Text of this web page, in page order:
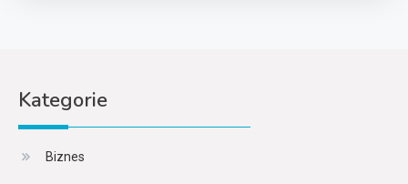
Kategorie
Biznes